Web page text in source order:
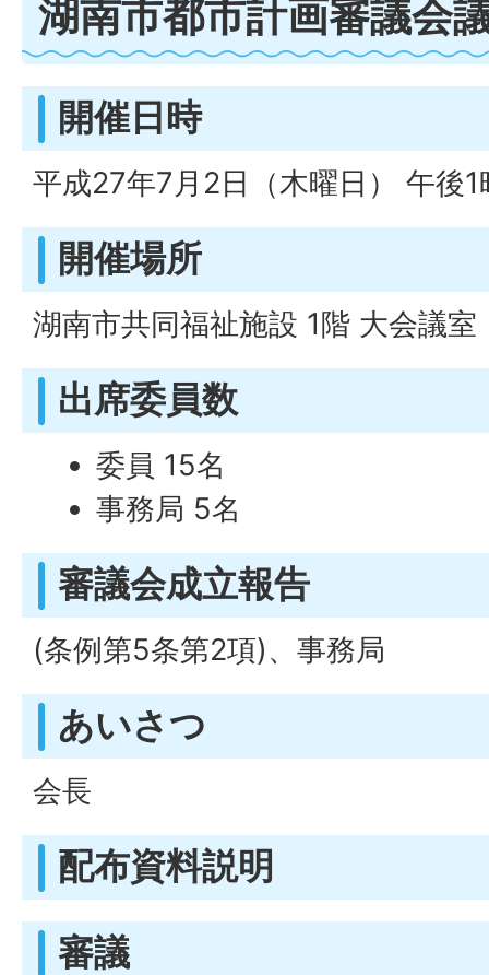
湖南市都市計画審議会
開催日時
平成27年7月2日（木曜日） 午後
開催場所
湖南市共同福祉施設 1階 大会議室
出席委員数
委員 15名
事務局 5名
審議会成立報告
(条例第5条第2項)、事務局
あいさつ
会長
配布資料説明
審議